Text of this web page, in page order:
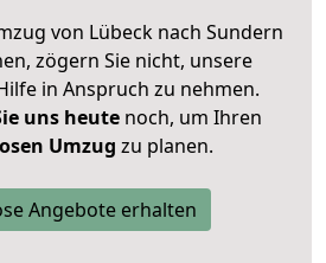
von Lübeck nach Sundern
zögern Sie nicht, unsere
in Anspruch zu nehmen.
uns heutenoch, um Ihren
Umzug zu planen.
Angebote erhalten